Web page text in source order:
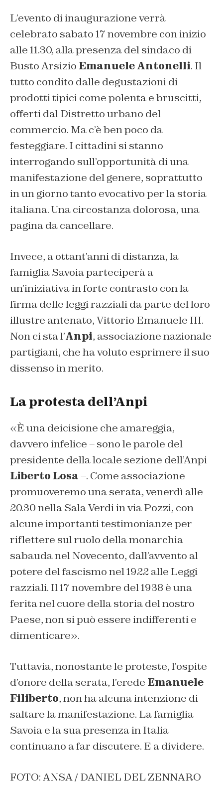
L’evento di inaugurazione verrà
celebrato sabato 17 novembre con inizio
alle 11.30, alla presenza del sindaco di
Busto Arsizio Emanuele Antonelli. Il
tutto condito dalle degustazioni di
prodotti tipici come polenta e bruscitti,
offerti dal Distretto urbano del
commercio. Ma c’è ben poco da
festeggiare. I cittadini si stanno
interrogando sull’opportunità di una
manifestazione del genere, soprattutto
in un giorno tanto evocativo per la storia
italiana. Una circostanza dolorosa, una
pagina da cancellare.
Invece, a ottant’anni di distanza, la
famiglia Savoia parteciperà a
un’iniziativa in forte contrasto con la
firma delle leggi razziali da parte del loro
illustre antenato, Vittorio Emanuele III.
Non ci sta l’Anpi, associazione nazionale
partigiani, che ha voluto esprimere il suo
dissenso in merito.
La protesta dell’Anpi
«È una deicisione che amareggia,
davvero infelice – sono le parole del
presidente della locale sezione dell’Anpi
Liberto Losa–. Come associazione
promuoveremo una serata, venerdì alle
20.30 nella Sala Verdi in via Pozzi, con
alcune importanti testimonianze per
riflettere sul ruolo della monarchia
sabauda nel Novecento, dall’avvento al
potere del fascismo nel 1922 alle Leggi
razziali. Il 17 novembre del 1938 è una
ferita nel cuore della storia del nostro
Paese, non si può essere indifferenti e
dimenticare».
Tuttavia, nonostante le proteste, l’ospite
d’onore della serata, l’erede Emanuele
Filiberto, non ha alcuna intenzione di
saltare la manifestazione. La famiglia
Savoia e la sua presenza in Italia
continuano a far discutere. E a dividere.
FOTO: ANSA / DANIEL DEL ZENNARO